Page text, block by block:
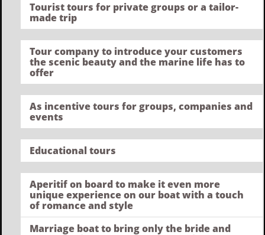
Tourist tours for private groups or a tailor-
made trip
Tour company to introduce your customers
the scenic beauty and the marine life has to
offer
As incentive tours for groups, companies and
events
Educational tours
Aperitif on board to make it even more
unique experience on our boat with a touch
of romance and style
Marriage boat to bring only the bride and